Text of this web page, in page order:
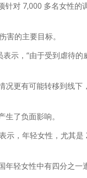
对 7,000 多名女性的
的主要目标。
示，“由于受到虐待
况更有可能转移到线
了负面影响。
，年轻女性，尤其
轻女性中有四分之